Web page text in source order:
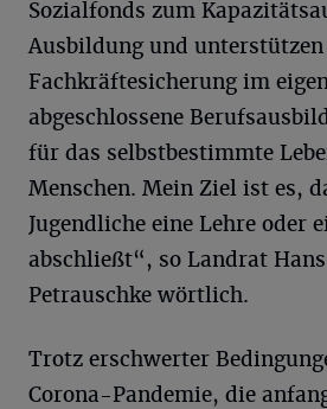
Sozialfonds zum
Ausbildung und
Fachkräftesicherung im
abgeschlossene
für das selbstbestimmte
Menschen. Mein Ziel ist es,
Jugendliche eine Lehre oder
abschließt“, so Landrat
Petrauschke wörtlich.
Trotz erschwerter
Corona-Pandemie, die